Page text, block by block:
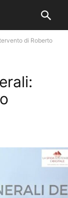
di Roberto